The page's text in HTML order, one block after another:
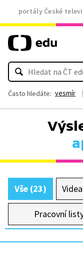
portály České
Často hledáte: vesmír
Vše (23)
Pracovní